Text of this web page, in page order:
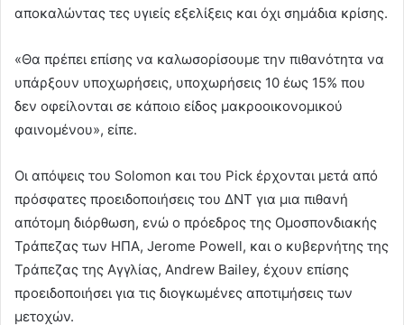
αποκαλώντας τες υγιείς εξελίξεις και όχι σημάδια κρίσης.
«Θα πρέπει επίσης να καλωσορίσουμε την πιθανότητα να
υπάρξουν υποχωρήσεις, υποχωρήσεις 10 έως 15% που
δεν οφείλονται σε κάποιο είδος μακροοικονομικού
φαινομένου», είπε.
Οι απόψεις του Solomon και του Pick έρχονται μετά από
πρόσφατες προειδοποιήσεις του ΔΝΤ για μια πιθανή
απότομη διόρθωση, ενώ ο πρόεδρος της Ομοσπονδιακής
Τράπεζας των ΗΠΑ, Jerome Powell, και ο κυβερνήτης της
Τράπεζας της Αγγλίας, Andrew Bailey, έχουν επίσης
προειδοποιήσει για τις διογκωμένες αποτιμήσεις των
μετοχών.